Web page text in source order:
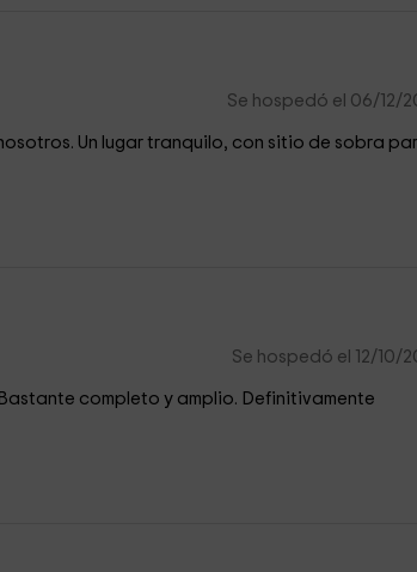
Se hospedó el 06/12/
Un lugar tranquilo, con sitio de sobra
Se hospedó el 12/10/
completo y amplio. Definitivamente